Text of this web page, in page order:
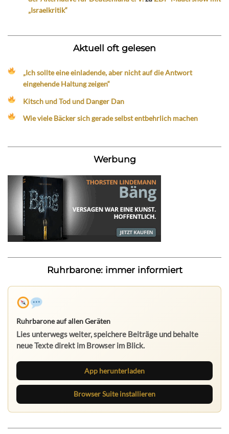
„Israelkritik“
Aktuell oft gelesen
„Ich sollte eine einladende, aber nicht auf die Antwort
eingehende Haltung zeigen“
Kitsch und Tod und Danger Dan
Wie viele Bäcker sich gerade selbst entbehrlich machen
Werbung
Ruhrbarone: immer informiert
Ruhrbarone auf allen Geräten
Lies unterwegs weiter, speichere Beiträge und behalte
neue Texte direkt im Browser im Blick.
App herunterladen
Browser Suite installieren